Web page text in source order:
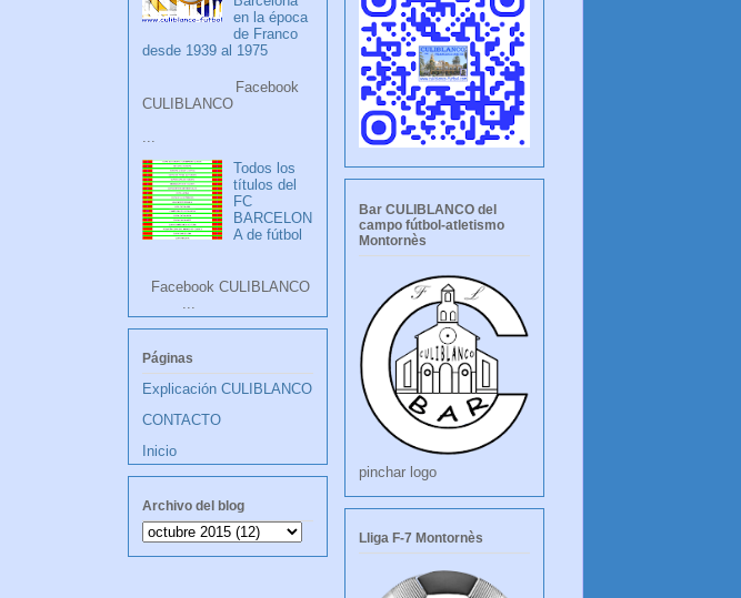
en la época
de Franco
desde 1939 al 1975
Facebook
CULIBLANCO
Todos los
títulos del
FC
BARCELON
A de fútbol
Facebook CULIBLANCO
...
Páginas
Explicación CULIBLANCO
CONTACTO
Inicio
Archivo del blog
Bar CULIBLANCO del
campo fútbol-atletismo
Montornès
pinchar logo
Lliga F-7 Montornès